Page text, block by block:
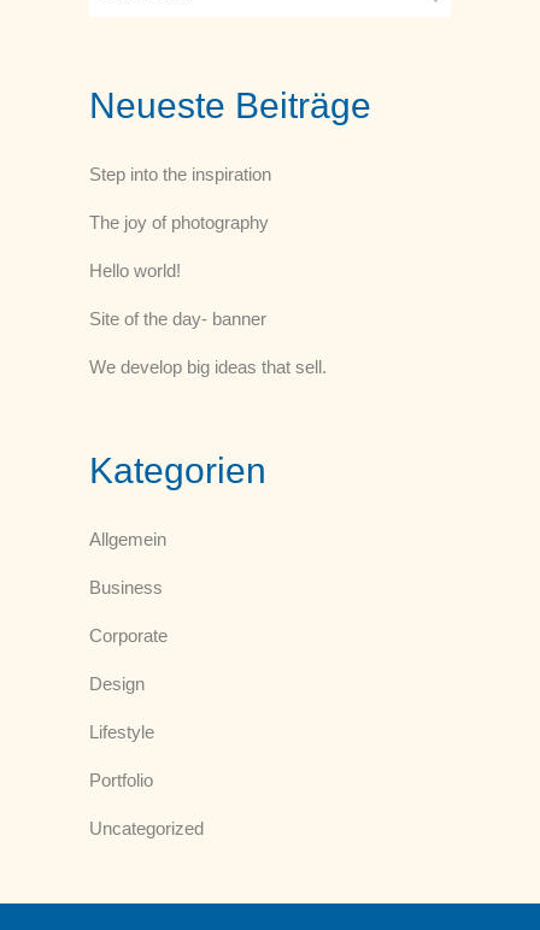
Neueste Beiträge
Step into the inspiration
The joy of photography
Hello world!
Site of the day- banner
We develop big ideas that sell.
Kategorien
Allgemein
Business
Corporate
Design
Lifestyle
Portfolio
Uncategorized